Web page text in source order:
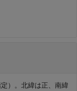
）。北緯は正、南緯